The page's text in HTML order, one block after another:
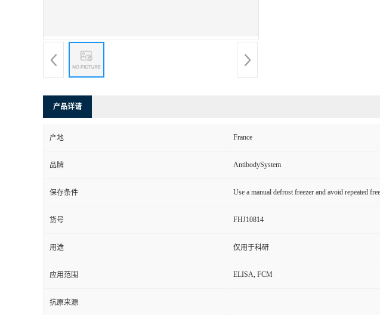
产品详请
产地 France
品牌 AntibodySystem
保存条件 Use a manual defrost freezer and avoid repeated
货号 FHJ10814
用途 仅用于科研
应用范围 ELISA, FCM
抗原来源